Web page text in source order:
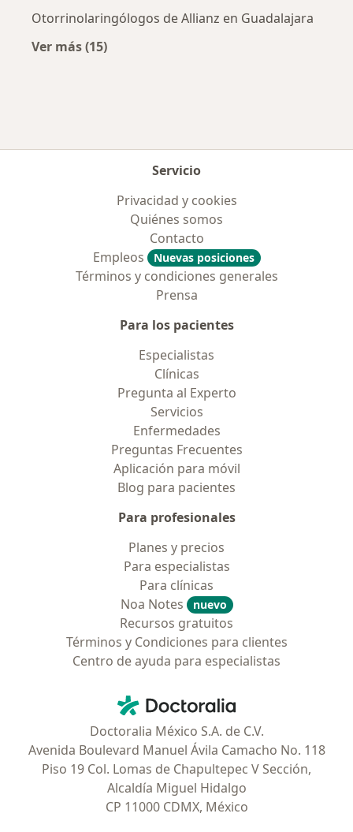
Otorrinolaringólogos de Allianz en Guadalajara
Ver más (15)
Servicio
Privacidad y cookies
Quiénes somos
Contacto
Empleos
Nuevas posiciones
Términos y condiciones generales
Prensa
Para los pacientes
Especialistas
Clínicas
Pregunta al Experto
Servicios
Enfermedades
Preguntas Frecuentes
Aplicación para móvil
Blog para pacientes
Para profesionales
Planes y precios
Para especialistas
Para clínicas
Noa Notes
nuevo
Recursos gratuitos
Términos y Condiciones para clientes
Centro de ayuda para especialistas
Doctoralia - Página de inicio
Doctoralia México S.A. de C.V.
Avenida Boulevard Manuel Ávila Camacho No. 118
Piso 19 Col. Lomas de Chapultepec V Sección,
Alcaldía Miguel Hidalgo
CP 11000 CDMX, México